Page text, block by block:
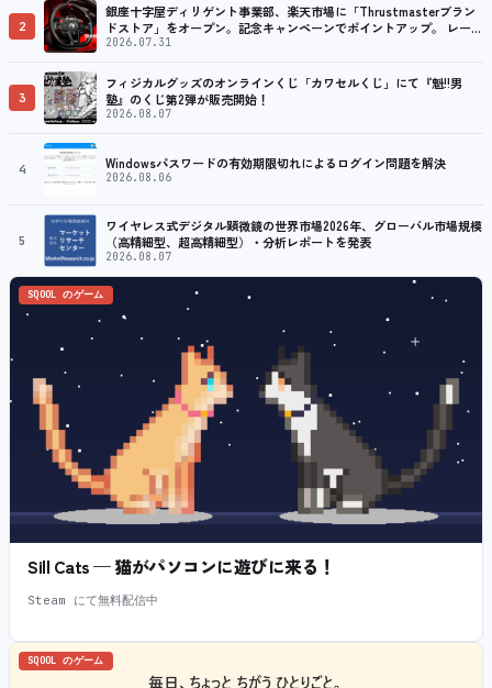
2
銀座十字屋ディリゲント事業部、楽天市場に「Thrustmasterブラン
ドストア」をオープン。記念キャンペーンでポイントアップ。 レーシ
ング／フライトシム向けコントローラーを中心に、幅広くラインナッ
2026.07.31
3
フィジカルグッズのオンラインくじ「カワセルくじ」にて『魁!!男
塾』のくじ第2弾が販売開始！
2026.08.07
4 Windowsパスワードの有効期限切れによるログイン問題を解決
2026.08.06
5
ワイヤレス式デジタル顕微鏡の世界市場2026年、グローバル市場規模
（高精細型、超高精細型）・分析レポートを発表
2026.08.07
SQOOL のゲーム
Sill Cats — 猫がパソコンに遊びに来る！
Steam にて無料配信中
SQOOL のゲーム